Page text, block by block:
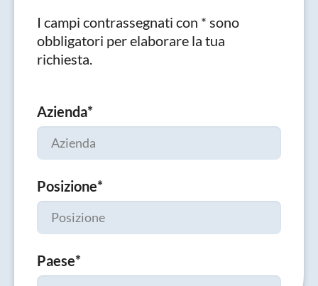
I campi contrassegnati con * sono
obbligatori per elaborare la tua
richiesta.
Azienda*
Posizione*
Paese*